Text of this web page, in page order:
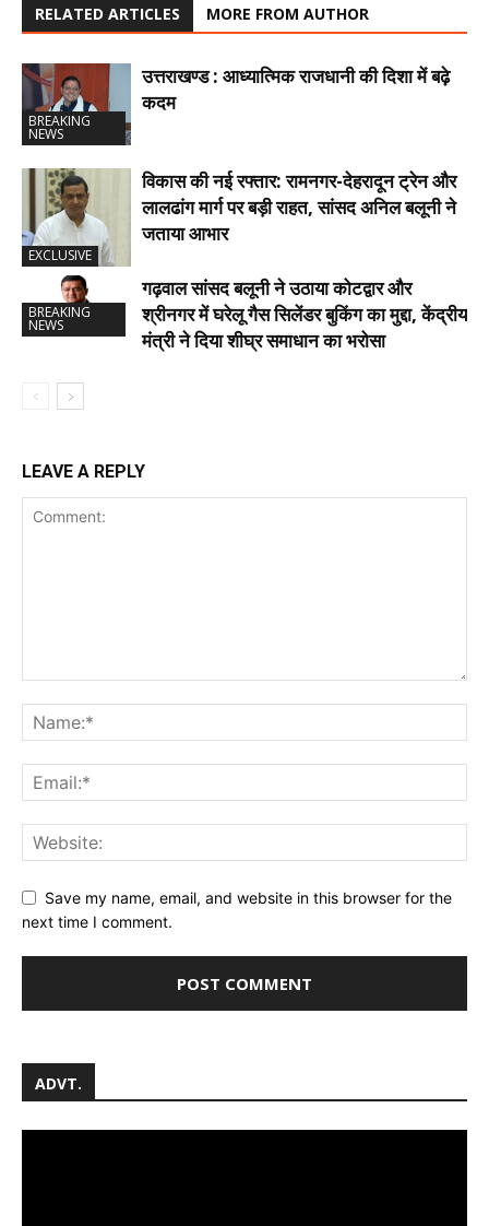
RELATED ARTICLES MORE FROM AUTHOR
BREAKING
NEWS
उत्तराखण्ड : आध्यात्मिक राजधानी की दिशा में बढ़े
कदम
EXCLUSIVE
विकास की नई रफ्तार: रामनगर-देहरादून ट्रेन और
लालढांग मार्ग पर बड़ी राहत, सांसद अनिल बलूनी ने
जताया आभार
BREAKING
NEWS
गढ़वाल सांसद बलूनी ने उठाया कोटद्वार और
श्रीनगर में घरेलू गैस सिलेंडर बुकिंग का मुद्दा, केंद्रीय
मंत्री ने दिया शीघ्र समाधान का भरोसा
LEAVE A REPLY
Save my name, email, and website in this browser for the
next time I comment.
ADVT.